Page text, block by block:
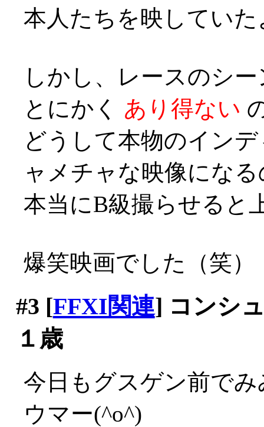
本人たちを映してい
しかし、レースのシ
とにかく あり得ない
どうして本物のイン
ャメチャな映像にな
本当にB級撮らせると
爆笑映画でした（笑）
#3 [FFXI関連] コンシ
１歳
今日もグスゲン前で
ウマー(^o^)